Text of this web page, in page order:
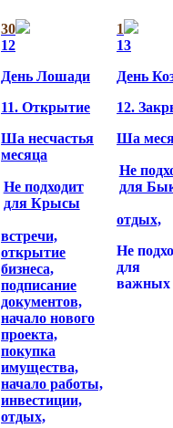
30
12
День Лошади
11. Открытие
Ша несчастья
месяца
Не подходит
для Крысы
встречи,
открытие
бизнеса,
подписание
документов,
начало нового
проекта,
покупка
имущества,
начало работы,
инвестиции,
отдых,
1
13
День
12.
Ша
Не
для
отдых,
Не
для
важных